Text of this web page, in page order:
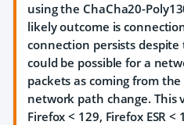
using the ChaCha20-
likely outcome is
connection persists
could be possible for a
packets as coming from
network path change. This
Firefox < 129, Firefox ESR <